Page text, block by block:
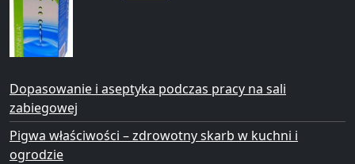
Dopasowanie i aseptyka podczas pracy na sali
zabiegowej
Pigwa właściwości – zdrowotny skarb w kuchni i
ogrodzie